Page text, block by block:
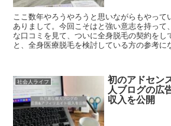
ここ数年やろうやろうと思いながらもやって
ありまして。今回こそはと強い意志を持って
な口コミを見て、ついに全身脱毛の契約をし
と、全身医療脱毛を検討している方の参考に
社会人ライフ 初のアドセン
人ブログの広
収入を公開